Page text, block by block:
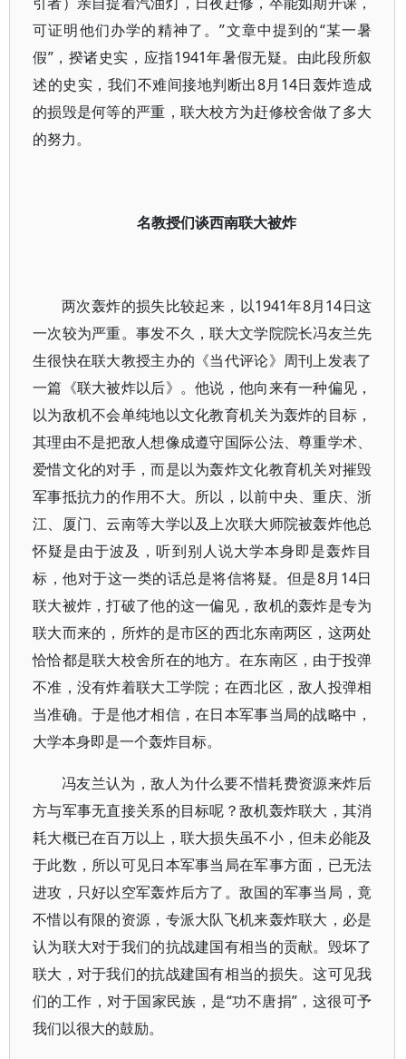
可证明他们办学的精神了。”文章中提到的“某一暑
假”，揆诸史实，应指1941年暑假无疑。由此段所叙
述的史实，我们不难间接地判断出8月14日轰炸造成
的损毁是何等的严重，联大校方为赶修校舍做了多大
的努力。
名教授们谈西南联大被炸
两次轰炸的损失比较起来，以1941年8月14日这
一次较为严重。事发不久，联大文学院院长冯友兰先
生很快在联大教授主办的《当代评论》周刊上发表了
一篇《联大被炸以后》。他说，他向来有一种偏见，
以为敌机不会单纯地以文化教育机关为轰炸的目标，
其理由不是把敌人想像成遵守国际公法、尊重学术、
爱惜文化的对手，而是以为轰炸文化教育机关对摧毁
军事抵抗力的作用不大。所以，以前中央、重庆、浙
江、厦门、云南等大学以及上次联大师院被轰炸他总
怀疑是由于波及，听到别人说大学本身即是轰炸目
标，他对于这一类的话总是将信将疑。但是8月14日
联大被炸，打破了他的这一偏见，敌机的轰炸是专为
联大而来的，所炸的是市区的西北东南两区，这两处
恰恰都是联大校舍所在的地方。在东南区，由于投弹
不准，没有炸着联大工学院；在西北区，敌人投弹相
当准确。于是他才相信，在日本军事当局的战略中，
大学本身即是一个轰炸目标。
冯友兰认为，敌人为什么要不惜耗费资源来炸后
方与军事无直接关系的目标呢？敌机轰炸联大，其消
耗大概已在百万以上，联大损失虽不小，但未必能及
于此数，所以可见日本军事当局在军事方面，已无法
进攻，只好以空军轰炸后方了。敌国的军事当局，竟
不惜以有限的资源，专派大队飞机来轰炸联大，必是
认为联大对于我们的抗战建国有相当的贡献。毁坏了
联大，对于我们的抗战建国有相当的损失。这可见我
们的工作，对于国家民族，是“功不唐捐”，这很可予
我们以很大的鼓励。